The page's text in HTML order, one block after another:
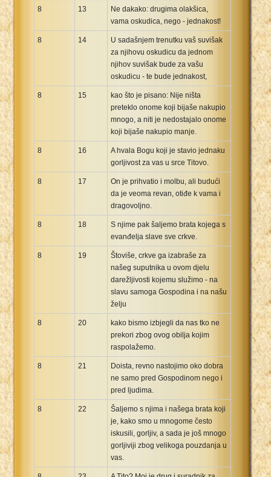
8 13
Ne dakako: drugima olakšica,
vama oskudica, nego - jednakost!
8 14
U sadašnjem trenutku vaš suvišak
za njihovu oskudicu da jednom
njihov suvišak bude za vašu
oskudicu - te bude jednakost,
8 15
kao što je pisano: Nije ništa
preteklo onome koji bijaše nakupio
mnogo, a niti je nedostajalo onome
koji bijaše nakupio manje.
8 16
A hvala Bogu koji je stavio jednaku
gorljivost za vas u srce Titovo.
8 17
On je prihvatio i molbu, ali budući
da je veoma revan, otiđe k vama i
dragovoljno.
8 18
S njime pak šaljemo brata kojega s
evanđelja slave sve crkve.
8 19
Štoviše, crkve ga izabraše za
našeg suputnika u ovom djelu
darežljivosti kojemu služimo - na
slavu samoga Gospodina i na našu
želju
8 20
kako bismo izbjegli da nas tko ne
prekori zbog ovog obilja kojim
raspolažemo.
8 21
Doista, revno nastojimo oko dobra
ne samo pred Gospodinom nego i
pred ljudima.
8 22
Šaljemo s njima i našega brata koji
je, kako smo u mnogome često
iskusili, gorljiv, a sada je još mnogo
gorljiviji zbog velikoga pouzdanja u
vas.